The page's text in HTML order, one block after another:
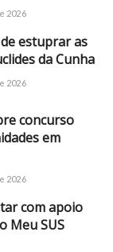
2026
estuprar as
da Cunha
2026
concurso
em
2026
com apoio
Meu SUS